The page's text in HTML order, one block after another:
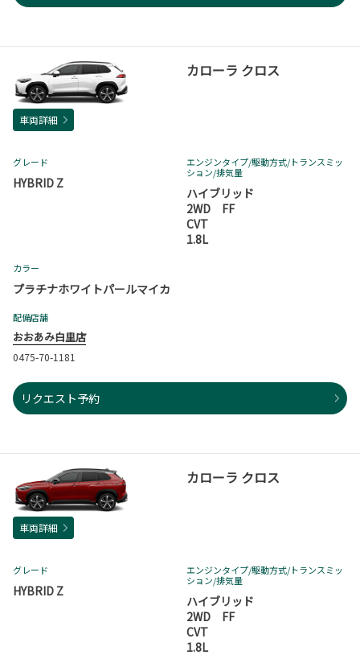
カローラ クロス
車両詳細
グレード
HYBRID Z
エンジンタイプ/駆動方式/トランスミッ
ション/排気量
ハイブリッド
2WD FF
CVT
1.8L
カラー
プラチナホワイトパールマイカ
配備店舗
おおあみ白里店
0475-70-1181
リクエスト予約
カローラ クロス
車両詳細
グレード
HYBRID Z
エンジンタイプ/駆動方式/トランスミッ
ション/排気量
ハイブリッド
2WD FF
CVT
1.8L